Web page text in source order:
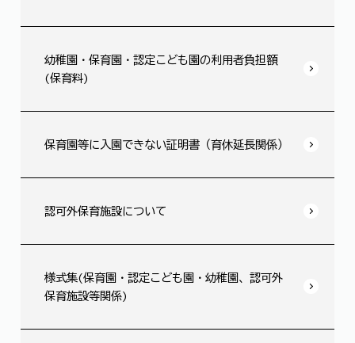
幼稚園・保育園・認定こども園の利用者負担額
(保育料)
保育園等に入園できない証明書（育休延長関係）
認可外保育施設について
様式集(保育園・認定こども園・幼稚園、認可外
保育施設等関係)